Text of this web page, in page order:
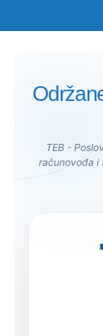
TEB -
računovođa i